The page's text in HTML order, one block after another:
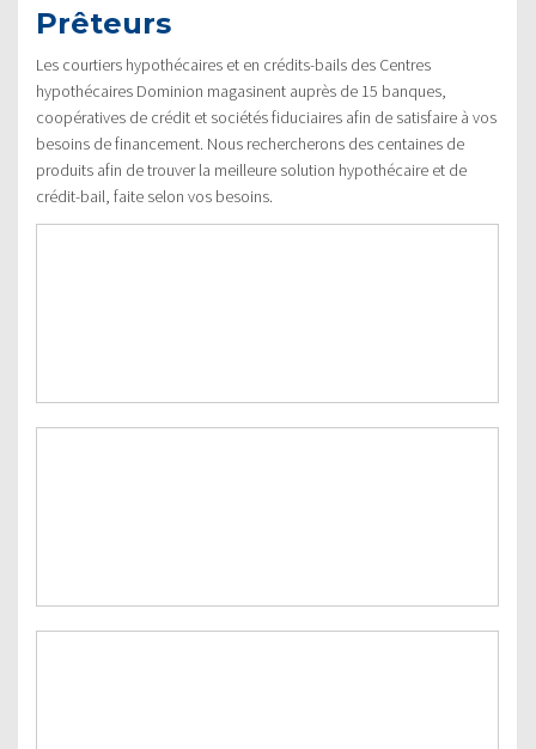
Prêteurs
Les courtiers hypothécaires et en crédits-bails des Centres
hypothécaires Dominion magasinent auprès de 15 banques,
coopératives de crédit et sociétés fiduciaires afin de satisfaire à vos
besoins de financement. Nous rechercherons des centaines de
produits afin de trouver la meilleure solution hypothécaire et de
crédit-bail, faite selon vos besoins.